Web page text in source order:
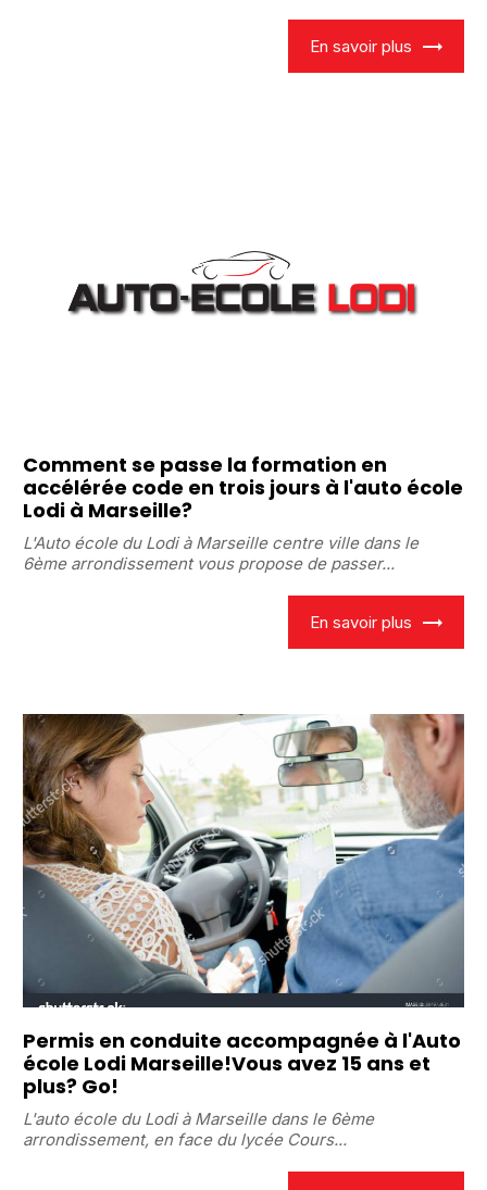
En savoir plus
Comment se passe la formation en
accélérée code en trois jours à l'auto école
Lodi à Marseille?
L'Auto école du Lodi à Marseille centre ville dans le
6ème arrondissement vous propose de passer...
En savoir plus
Permis en conduite accompagnée à l'Auto
école Lodi Marseille!Vous avez 15 ans et
plus? Go!
L'auto école du Lodi à Marseille dans le 6ème
arrondissement, en face du lycée Cours...